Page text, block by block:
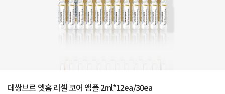
데쌍브르 엣홈 리셀 코어 앰플 2ml*12ea/30ea